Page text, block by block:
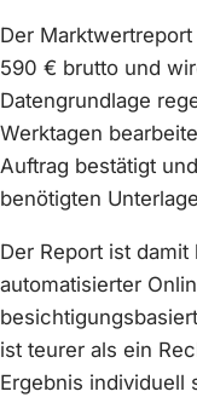
Der Marktwertreport
590 € brutto und
Datengrundlage
Werktagen
Auftrag bestätigt
benötigten
Der Report ist
automatisierter
ist teurer als ein
Ergebnis individuell